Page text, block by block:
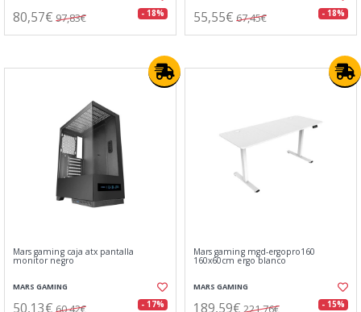
80,57€ 97,83€ - 18% 55,55€ 67,45€ - 18%
Mars gaming caja atx pantalla
monitor negro
MARS GAMING
50,13€ 60,42€ - 17%
Mars gaming mgd-ergopro160
160x60cm ergo blanco
MARS GAMING
189,59€ 221,76€ - 15%